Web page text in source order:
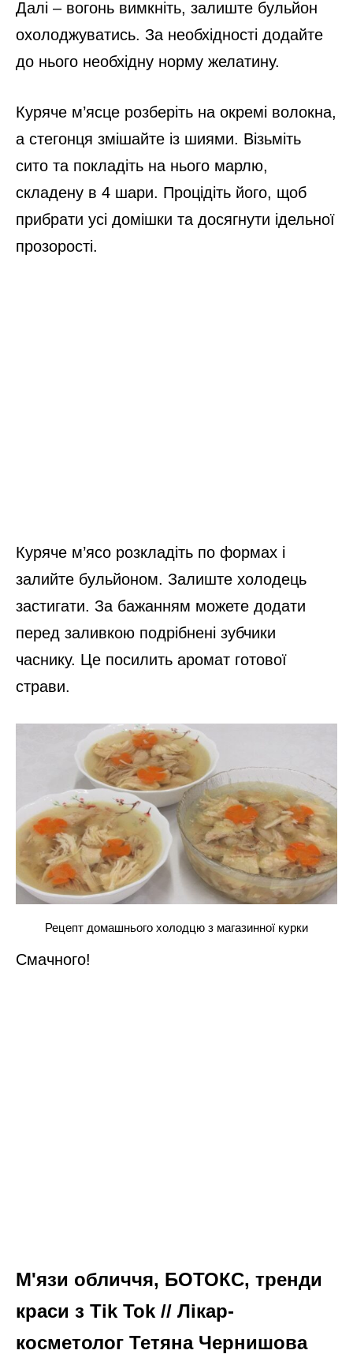
Далі – вогонь вимкніть, залиште бульйон
охолоджуватись. За необхідності додайте
до нього необхідну норму желатину.
Куряче м’ясце розберіть на окремі волокна,
а стегонця змішайте із шиями. Візьміть
сито та покладіть на нього марлю,
складену в 4 шари. Процідіть його, щоб
прибрати усі домішки та досягнути ідельної
прозорості.
Куряче м’ясо розкладіть по формах і
залийте бульйоном. Залиште холодець
застигати. За бажанням можете додати
перед заливкою подрібнені зубчики
часнику. Це посилить аромат готової
страви.
Рецепт домашнього холодцю з магазинної курки
Смачного!
М'язи обличчя, БОТОКС, тренди
краси з Tik Tok // Лікар-
косметолог Тетяна Чернишова